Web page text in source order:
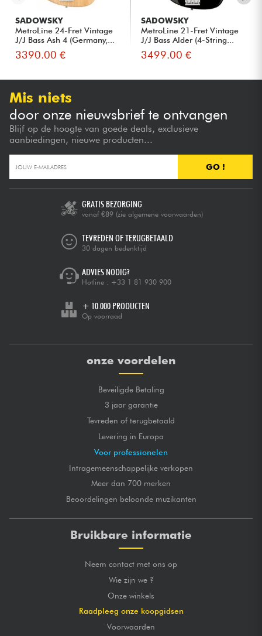
SADOWSKY
MetroLine 24-Fret Vintage
J/J Bass Ash 4 (Germany,...
3390.00 €
SADOWSKY
MetroLine 21-Fret Vintage
J/J Bass Alder (4-String...
3499.00 €
Mis niets
door onze nieuwsbrief te ontvangen
Blijf op de hoogte van goede deals, exclusieve
aanbiedingen, nieuwe producten...
GO !
GRATIS BEZORGING
vanaf €89 (zie algemene voorwaarden)
TEVREDEN OF TERUGBETAALD
30 dagen bedenktijd
ADVIES NODIG?
Hotline : +33 1 81 930 900
+ 10.000 PRODUCTEN
Op voorraad
onze voordelen
Beveiligde Betaling
3 jaar garantie
Tevreden of terugbetaald
Levering in Europa
Voor professionelen
Intragemeenschappelijke verkopen
Meer dan 700 merken
Beoordelingen beloonde muzikanten
Bruikbare informatie
Neem contact met ons op
Wie zijn we ?
Onze winkels
Raadpleeg onze koopgidsen
Voorwaarden